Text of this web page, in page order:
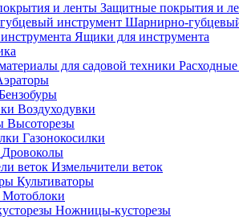
Защитные покрытия и
Шарнирно-
Ящики для инструмента
Воздуходувки
Высоторезы
Газонокосилки
Дровоколы
Измельчители веток
Культиваторы
Мотоблоки
Ножницы-кусторезы